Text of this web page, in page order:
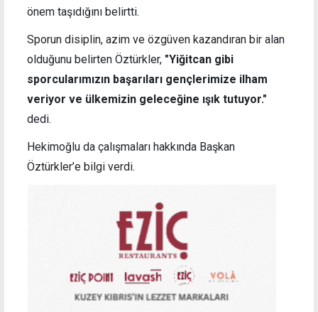
önem taşıdığını belirtti.
Sporun disiplin, azim ve özgüven kazandıran bir alan
olduğunu belirten Öztürkler, "Yiğitcan gibi
sporcularımızın başarıları gençlerimize ilham
veriyor ve ülkemizin geleceğine ışık tutuyor."
dedi.
Hekimoğlu da çalışmaları hakkında Başkan
Öztürkler’e bilgi verdi.